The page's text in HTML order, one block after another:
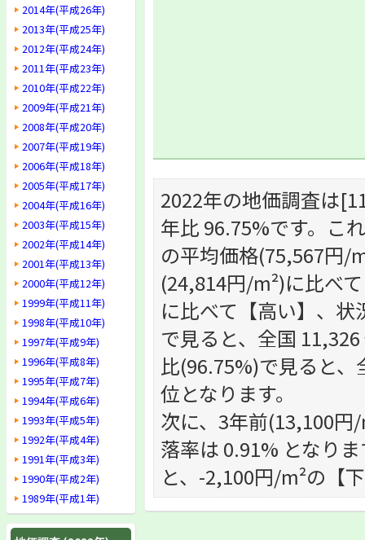
2022年の地価調査は
年比 96.75%です。こ
の平均価格(75,567円/
(24,814円/m²)に比べ
に比べて【高い】、
で見ると、全国
比(96.75%)で見ると、
位となります。
次に、3年前(13,100円
落率は 0.91% となり
と、-2,100円/m²の【
2014年(平成26年)
2013年(平成25年)
2012年(平成24年)
2011年(平成23年)
2010年(平成22年)
2009年(平成21年)
2008年(平成20年)
2007年(平成19年)
2006年(平成18年)
2005年(平成17年)
2004年(平成16年)
2003年(平成15年)
2002年(平成14年)
2001年(平成13年)
2000年(平成12年)
1999年(平成11年)
1998年(平成10年)
1997年(平成9年)
1996年(平成8年)
1995年(平成7年)
1994年(平成6年)
1993年(平成5年)
1992年(平成4年)
1991年(平成3年)
1990年(平成2年)
1989年(平成1年)